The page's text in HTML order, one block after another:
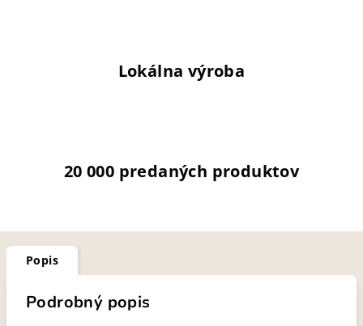
Lokálna výroba
20 000 predaných produktov
Popis
Podrobný popis